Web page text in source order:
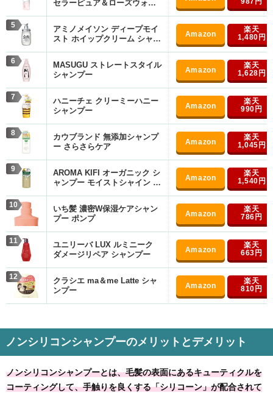
セラーピュア＆ローズウォー
5
アミノメイソン ディープモイ
スト ホイップクリーム シャン
1,480円
6
MASUGU ストレートスタイル
シャンプー
1,628円
7
ハニーチェ クリーミーハニー
シャンプー
990円
8
カウブランド 無添加シャンプ
ー さらさらケア
1,045円
9
AROMA KIFI オーガニック シ
ャンプー モイストシャイン シ
1,540円
10
いち髪 濃密W保湿ケアシャン
プー ポンプ
786円
11
ユニリーバ LUX ルミニーク
ダメージリペア シャンプー
663円
12
クラシエ ma＆me Latte シャ
ンプー
810円
ノンシリコンシャンプーのメリットとデメリット
ノンシリコンシャンプーとは、毛髪の表面にあるキューティクルを
コーティングして、手触りを良くする「シリコーン」が配合されて